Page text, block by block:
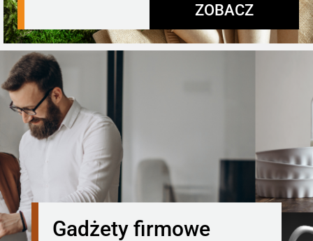
ZOBACZ
Gadżety firmowe